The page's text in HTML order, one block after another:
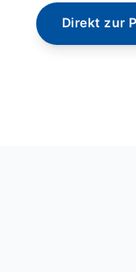
Direkt zur